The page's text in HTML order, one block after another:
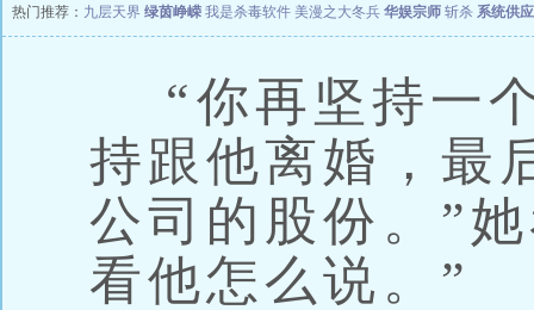
热门推荐： 九层天界 绿茵峥嵘 我是杀毒软件 美漫之大冬兵 华娱宗师 斩杀 系统供
“你再坚持一
持跟他离婚，最
公司的股份。”
看他怎么说。”